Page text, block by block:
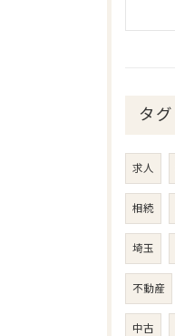
タグ
求人
相続
埼玉
不動産
中古